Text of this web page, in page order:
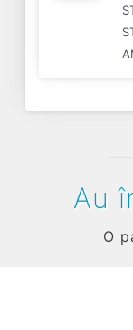
Au
O